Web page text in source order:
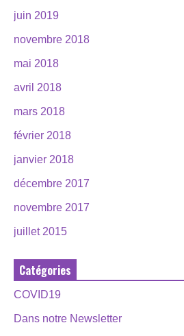
juin 2019
novembre 2018
mai 2018
avril 2018
mars 2018
février 2018
janvier 2018
décembre 2017
novembre 2017
juillet 2015
Catégories
COVID19
Dans notre Newsletter